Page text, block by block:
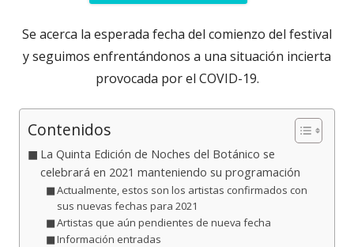
Se acerca la esperada fecha del comienzo del festival
y seguimos enfrentándonos a una situación incierta
provocada por el COVID-19.
Contenidos
La Quinta Edición de Noches del Botánico se
celebrará en 2021 manteniendo su programación
Actualmente, estos son los artistas confirmados con
sus nuevas fechas para 2021
Artistas que aún pendientes de nueva fecha
Información entradas